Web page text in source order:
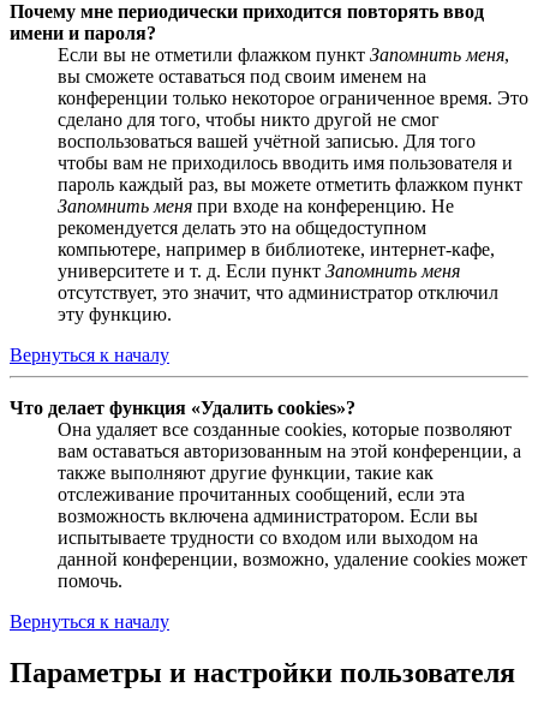
Почему мне периодически приходится повторять ввод
имени и пароля?
Если вы не отметили флажком пункт Запомнить меня,
вы сможете оставаться под своим именем на
конференции только некоторое ограниченное время. Это
сделано для того, чтобы никто другой не смог
воспользоваться вашей учётной записью. Для того
чтобы вам не приходилось вводить имя пользователя и
пароль каждый раз, вы можете отметить флажком пункт
Запомнить меня при входе на конференцию. Не
рекомендуется делать это на общедоступном
компьютере, например в библиотеке, интернет-кафе,
университете и т. д. Если пункт Запомнить меня
отсутствует, это значит, что администратор отключил
эту функцию.
Вернуться к началу
Что делает функция «Удалить cookies»?
Она удаляет все созданные cookies, которые позволяют
вам оставаться авторизованным на этой конференции, а
также выполняют другие функции, такие как
отслеживание прочитанных сообщений, если эта
возможность включена администратором. Если вы
испытываете трудности со входом или выходом на
данной конференции, возможно, удаление cookies может
помочь.
Вернуться к началу
Параметры и настройки пользователя